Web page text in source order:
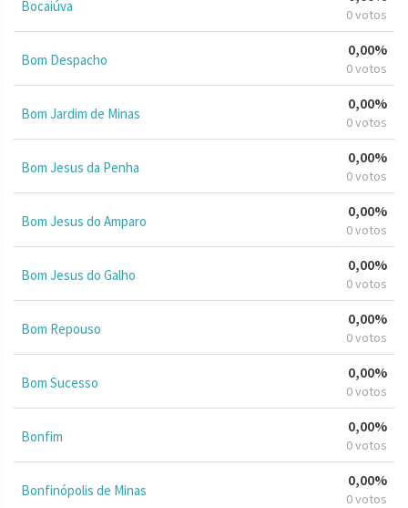
Bocaiúva 0 votos
Bom Despacho
0,00%
0 votos
Bom Jardim de Minas
0,00%
0 votos
Bom Jesus da Penha
0,00%
0 votos
Bom Jesus do Amparo
0,00%
0 votos
Bom Jesus do Galho
0,00%
0 votos
Bom Repouso
0,00%
0 votos
Bom Sucesso
0,00%
0 votos
Bonfim
0,00%
0 votos
Bonfinópolis de Minas
0,00%
0 votos